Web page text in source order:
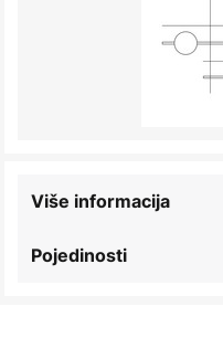
Pojedinosti
Više informacija